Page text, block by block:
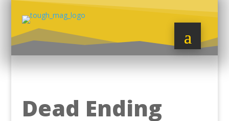
Dead Ending